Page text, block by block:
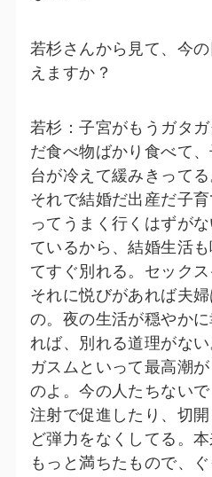
若杉さんから見て、今
えますか？
若杉：子宮がもうガタ
だ食べ物ばかり食べて
台が冷えて緩みきってる
それで結婚だ出産だ子
ってうまく行くはずが
ているから、結婚生活
てすぐ別れる。セックス
それに悦びがあれば夫
の。夜の生活が穏やか
れば、別れる道理がな
ガスムといって最高潮
のよ。今の人たちない
注射で促進したり、切
ど弾力をなくしてる。
もっと満ちたもので、